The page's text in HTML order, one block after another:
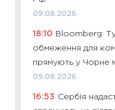
09.08.2026
18:10 Bloomberg:
обмеження для
прямують у Чорне
09.08.2026
16:53 Сербія